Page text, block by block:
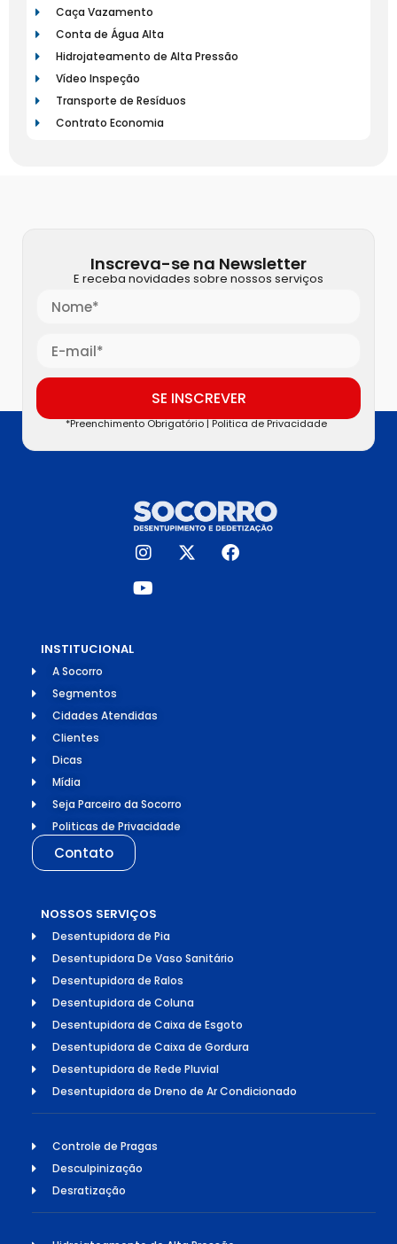
Caça Vazamento
Conta de Água Alta
Hidrojateamento de Alta Pressão
Vídeo Inspeção
Transporte de Resíduos
Contrato Economia
Inscreva-se na Newsletter
E receba novidades sobre nossos serviços
SE INSCREVER
*Preenchimento Obrigatório |Politica de Privacidade
INSTITUCIONAL
A Socorro
Segmentos
Cidades Atendidas
Clientes
Dicas
Mídia
Seja Parceiro da Socorro
Politicas de Privacidade
Contato
NOSSOS SERVIÇOS
Desentupidora de Pia
Desentupidora De Vaso Sanitário
Desentupidora de Ralos
Desentupidora de Coluna
Desentupidora de Caixa de Esgoto
Desentupidora de Caixa de Gordura
Desentupidora de Rede Pluvial
Desentupidora de Dreno de Ar Condicionado
Controle de Pragas
Desculpinização
Desratização